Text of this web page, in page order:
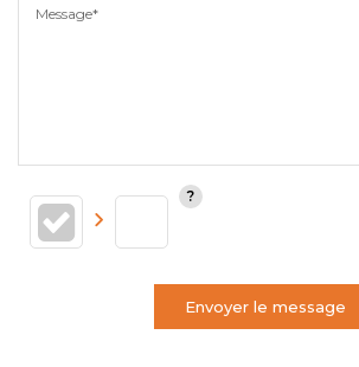
Message*
Envoyer le message